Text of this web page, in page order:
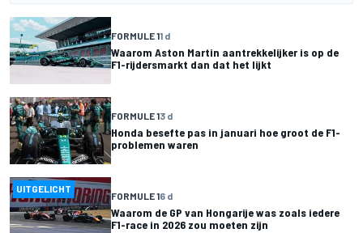
FORMULE 11 d
Waarom Aston Martin aantrekkelijker is op de
F1-rijdersmarkt dan dat het lijkt
FORMULE 13 d
Honda besefte pas in januari hoe groot de F1-
problemen waren
UITGELICHT
FORMULE 16 d
Waarom de GP van Hongarije was zoals iedere
F1-race in 2026 zou moeten zijn